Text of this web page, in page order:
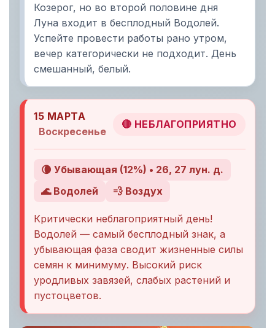
Козерог, но во второй половине дня
Луна входит в бесплодный Водолей.
Успейте провести работы рано утром,
вечер категорически не подходит. День
смешанный, белый.
15 МАРТА
Воскресенье
🔴 НЕБЛАГОПРИЯТНО
🌘 Убывающая (12%) • 26, 27 лун. д.
🌊 Водолей
💨 Воздух
Критически неблагоприятный день!
Водолей — самый бесплодный знак, а
убывающая фаза сводит жизненные силы
семян к минимуму. Высокий риск
уродливых завязей, слабых растений и
пустоцветов.